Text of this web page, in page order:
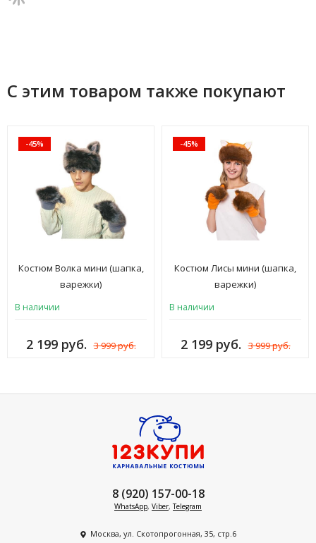
С этим товаром также покупают
-45%
Костюм Волка мини (шапка,
варежки)
В наличии
2 199 руб. 3 999 руб.
-45%
Костюм Лисы мини (шапка,
варежки)
В наличии
2 199 руб. 3 999 руб.
8 (920) 157-00-18
WhatsApp, Viber,Telegram
Москва, ул. Скотопрогонная, 35, стр.6